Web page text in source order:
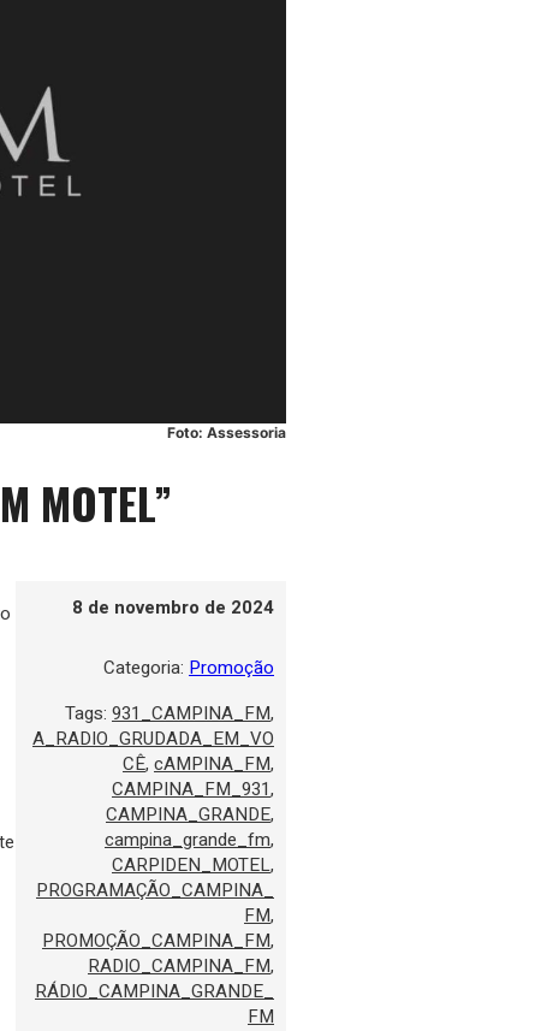
Foto: Assessoria
MOTEL”
8 de novembro de 2024
Categoria: Promoção
Tags: 931_CAMPINA_FM,
A_RADIO_GRUDADA_EM_VO
CÊ, cAMPINA_FM,
CAMPINA_FM_931,
CAMPINA_GRANDE,
campina_grande_fm,
CARPIDEN_MOTEL,
PROGRAMAÇÃO_CAMPINA_
FM,
PROMOÇÃO_CAMPINA_FM,
RADIO_CAMPINA_FM,
RÁDIO_CAMPINA_GRANDE_
FM